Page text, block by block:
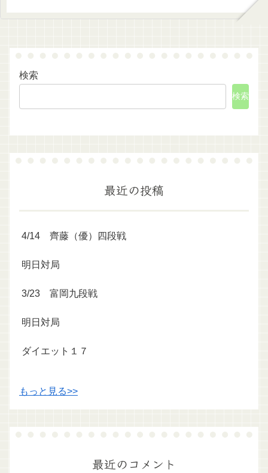
検索
検索
最近の投稿
4/14 齊藤（優）四段戦
明日対局
3/23 富岡九段戦
明日対局
ダイエット１７
もっと見る>>
最近のコメント